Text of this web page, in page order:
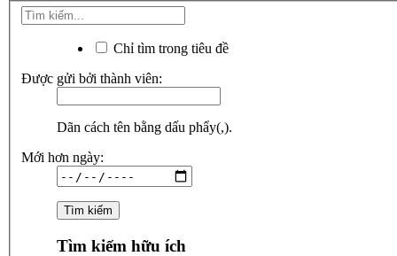
Chỉ tìm trong tiêu đề
Được gửi bởi thành viên:
Dãn cách tên bằng dấu phẩy(,).
Mới hơn ngày:
Tìm kiếm hữu ích